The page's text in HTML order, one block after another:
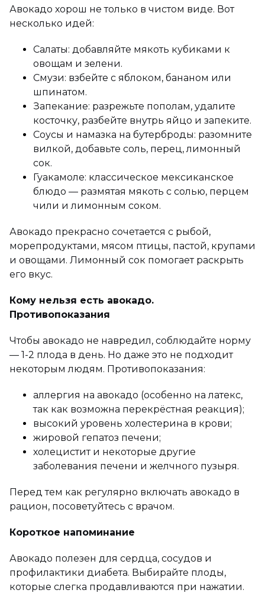
Авокадо хорош не только в чистом виде. Вот
несколько идей:
Салаты: добавляйте мякоть кубиками к
овощам и зелени.
Смузи: взбейте с яблоком, бананом или
шпинатом.
Запекание: разрежьте пополам, удалите
косточку, разбейте внутрь яйцо и запеките.
Соусы и намазка на бутерброды: разомните
вилкой, добавьте соль, перец, лимонный
сок.
Гуакамоле: классическое мексиканское
блюдо — размятая мякоть с солью, перцем
чили и лимонным соком.
Авокадо прекрасно сочетается с рыбой,
морепродуктами, мясом птицы, пастой, крупами
и овощами. Лимонный сок помогает раскрыть
его вкус.
Кому нельзя есть авокадо.
Противопоказания
Чтобы авокадо не навредил, соблюдайте норму
— 1-2 плода в день. Но даже это не подходит
некоторым людям. Противопоказания:
аллергия на авокадо (особенно на латекс,
так как возможна перекрёстная реакция);
высокий уровень холестерина в крови;
жировой гепатоз печени;
холецистит и некоторые другие
заболевания печени и желчного пузыря.
Перед тем как регулярно включать авокадо в
рацион, посоветуйтесь с врачом.
Короткое напоминание
Авокадо полезен для сердца, сосудов и
профилактики диабета. Выбирайте плоды,
которые слегка продавливаются при нажатии.